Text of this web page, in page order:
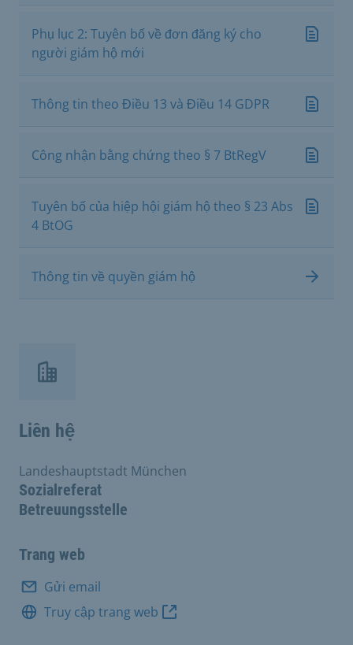
Phụ lục 2: Tuyên bố về đơn đăng ký cho
người giám hộ mới
Thông tin theo Điều 13 và Điều 14 GDPR
Công nhận bằng chứng theo § 7 BtRegV
Tuyên bố của hiệp hội giám hộ theo § 23 Abs
4 BtOG
Thông tin về quyền giám hộ
Liên hệ
Sozialreferat
Betreuungsstelle
Landeshauptstadt München
Trang web
Gửi email
Truy cập trang web